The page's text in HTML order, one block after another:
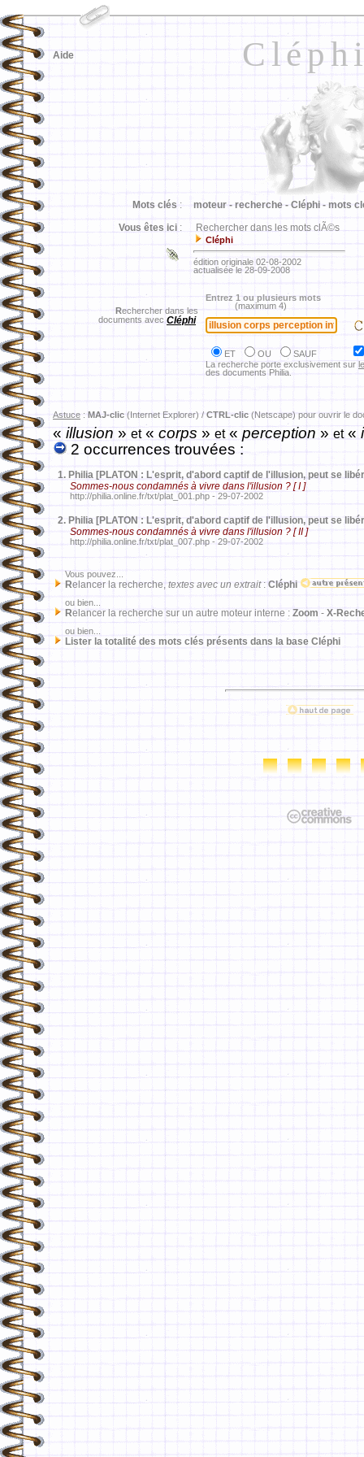
Aide
Mots clés : moteur - recherche - Cléphi - mots
Vous êtes ici : Rechercher dans les mots clÃ©s
Cléphi
édition originale 02-08-2002
actualisée le 28-09-2008
Rechercher dans les
documents avec Cléphi
Entrez 1 ou plusieurs mots
(maximum 4)
ET OU
SAUF
La recherche porte exclusivement sur
des documents Philia.
Astuce : MAJ-clic (Internet Explorer) / CTRL-clic (Netscape) pour ouvrir le
«illusion» et« corps » et« perception » et«
2 occurrences trouvées :
1. Philia [PLATON : L'esprit, d'abord captif de l'illusion, peut se
Sommes-nous condamnés à vivre dans l'illusion ? [ I ]
http://philia.online.fr/txt/plat_001.php - 29-07-2002
2. Philia [PLATON : L'esprit, d'abord captif de l'illusion, peut se
Sommes-nous condamnés à vivre dans l'illusion ? [ II ]
http://philia.online.fr/txt/plat_007.php - 29-07-2002
Vous pouvez...
Relancer la recherche, textes avec un extrait: Cléphi
ou bien...
Relancer la recherche sur un autre moteur interne : Zoom - X-
ou bien...
Lister la totalité des mots clés présents dans la base Cléphi